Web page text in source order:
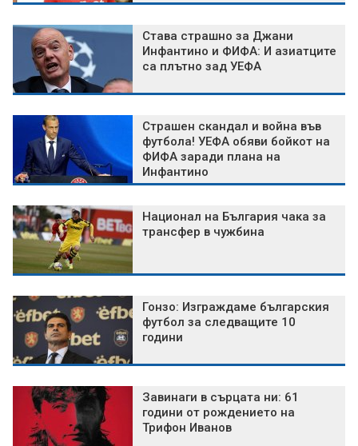
Става страшно за Джани
Инфантино и ФИФА: И азиатците
са плътно зад УЕФА
Страшен скандал и война във
футбола! УЕФА обяви бойкот на
ФИФА заради плана на
Инфантино
Национал на България чака за
трансфер в чужбина
Гонзо: Изграждаме българския
футбол за следващите 10
години
Завинаги в сърцата ни: 61
години от рождението на
Трифон Иванов